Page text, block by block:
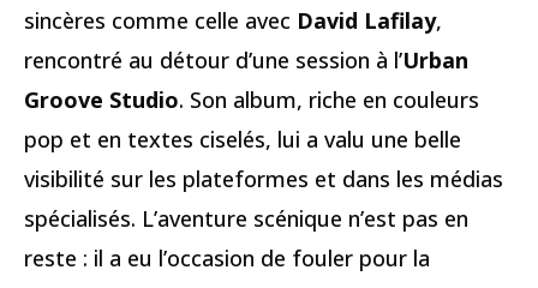
sincères comme celle avec David Lafilay,
rencontré au détour d’une session à l’Urban
Groove Studio. Son album, riche en couleurs
pop et en textes ciselés, lui a valu une belle
visibilité sur les plateformes et dans les médias
spécialisés. L’aventure scénique n’est pas en
reste : il a eu l’occasion de fouler pour la